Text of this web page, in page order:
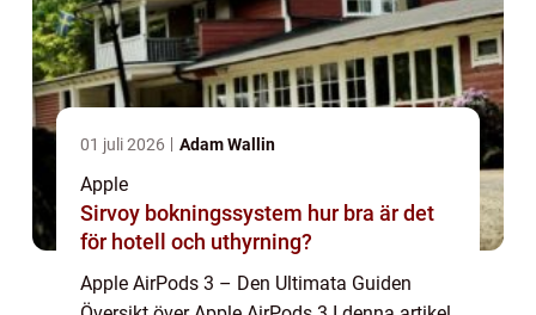
01 juli 2026 Adam Wallin
Apple
Sirvoy bokningssystem hur bra är det
för hotell och uthyrning?
Apple AirPods 3 – Den Ultimata Guiden